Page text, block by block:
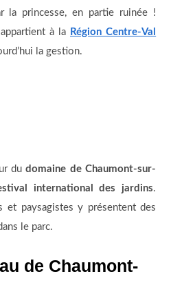
la princesse, en partie ruinée !
à la Région Centre-Val
la gestion.
dudomaine de Chaumont-sur-
international des jardins.
et paysagistes y présentent des
le parc.
de Chaumont-